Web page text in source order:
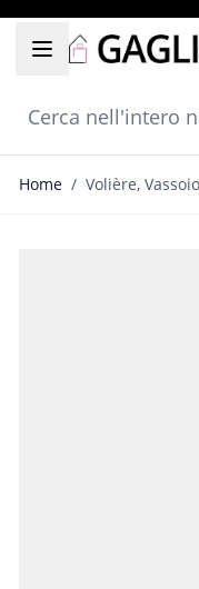
Salta al contenuto
Cerca nell'intero
Home / Volière,